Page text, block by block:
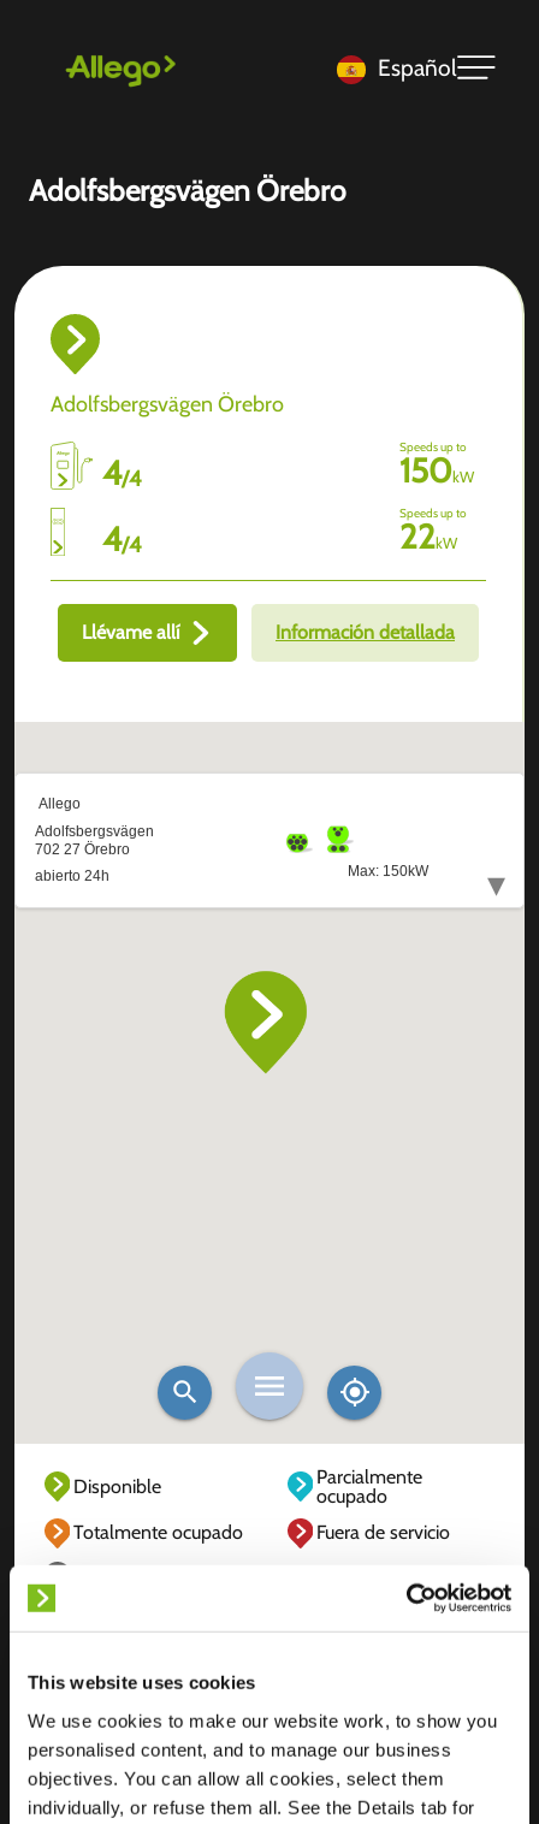
This website uses cookies
We use cookies to make our website work, to show you
personalised content, and to manage our business
objectives. You can allow all cookies, select them
individually, or refuse them all. See the Details tab for
Español
Adolfsbergsvägen Örebro
Adolfsbergsvägen Örebro
4/4
Speeds up to
150kW
4/4
Speeds up to
22kW
Llévame allí Información detallada
Disponible
Parcialmente
ocupado
Totalmente ocupado
Fuera de servicio
Ubicación
Adolfsbergsvägen
702 27 Örebro
Suecia